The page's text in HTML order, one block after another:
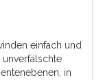
einfach und
unverfälschte
in